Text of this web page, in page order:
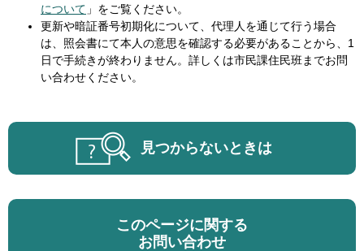
について 」をご覧ください。
更新や暗証番号初期化について、代理人を通じて行う場合
は、照会書にて本人の意思を確認する必要があることから、1
日で手続きが終わりません。詳しくは市民課住民班までお問
い合わせください。
見つからないときは
このページに関する
お問い合わせ